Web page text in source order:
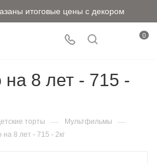
итоговые цены с декором
0
на 8 лет - 715 -
торты — Мультфильмы —
на 8 лет - 715 - 2кг